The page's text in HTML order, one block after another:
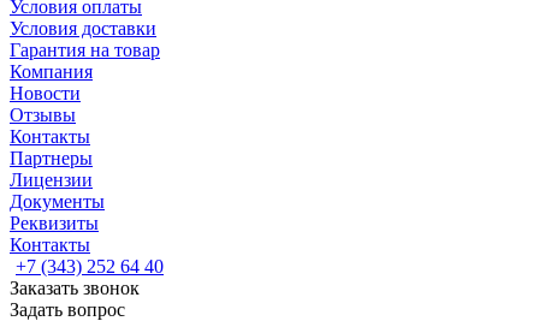
Условия оплаты
Условия доставки
Гарантия на товар
Компания
Новости
Отзывы
Контакты
Партнеры
Лицензии
Документы
Реквизиты
Контакты
+7 (343) 252 64 40
Заказать звонок
Задать вопрос